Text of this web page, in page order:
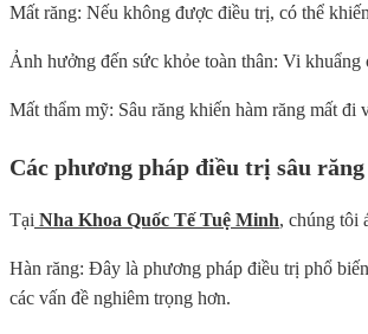
Mất răng: Nếu không được điều trị, có thể
Ảnh hưởng đến sức khỏe toàn thân: Vi
Mất thẩm mỹ: Sâu răng khiến hàm răng mất đi
Các phương pháp điều trị sâu
Tại Nha Khoa Quốc Tế Tuệ Minh, chúng tôi
Hàn răng: Đây là phương pháp điều trị phổ
các vấn đề nghiêm trọng hơn.